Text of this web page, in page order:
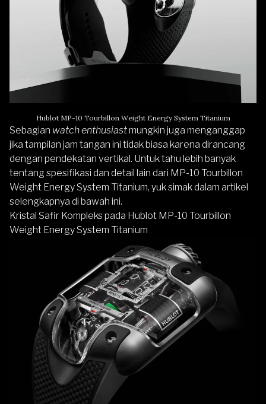
Hublot MP-10 Tourbillon Weight Energy System Titanium
Sebagian watch enthusiastmungkin juga menganggap
jika tampilan jam tangan ini tidak biasa karena dirancang
dengan pendekatan vertikal. Untuk tahu lebih banyak
tentang spesifikasi dan detail lain dari MP-10 Tourbillon
Weight Energy System Titanium, yuk simak dalam artikel
selengkapnya di bawah ini.
Kristal Safir Kompleks pada Hublot MP-10 Tourbillon
Weight Energy System Titanium